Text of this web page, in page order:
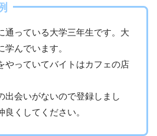
通っている大学三年生です。大
んでいます。
やっていてバイトはカフェの店
出会いがないので登録しまし
くしてください。